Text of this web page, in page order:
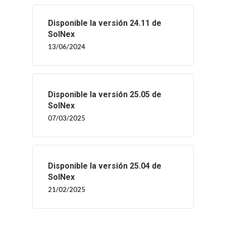
Disponible la versión 24.11 de
SolNex
13/06/2024
Disponible la versión 25.05 de
SolNex
07/03/2025
Disponible la versión 25.04 de
SolNex
21/02/2025